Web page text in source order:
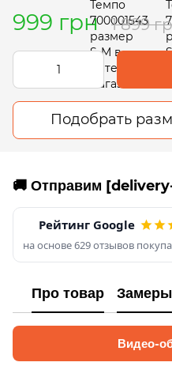
999 грн 1 899
Подобрать
🚚 Отправим
Рейтинг Google
на основе 629 отзывов
Про товар Замеры
Видео-